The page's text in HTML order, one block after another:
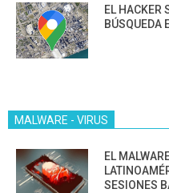
EL HACKER
BÚSQUEDA
MALWARE - VIRUS
EL
SESIONES